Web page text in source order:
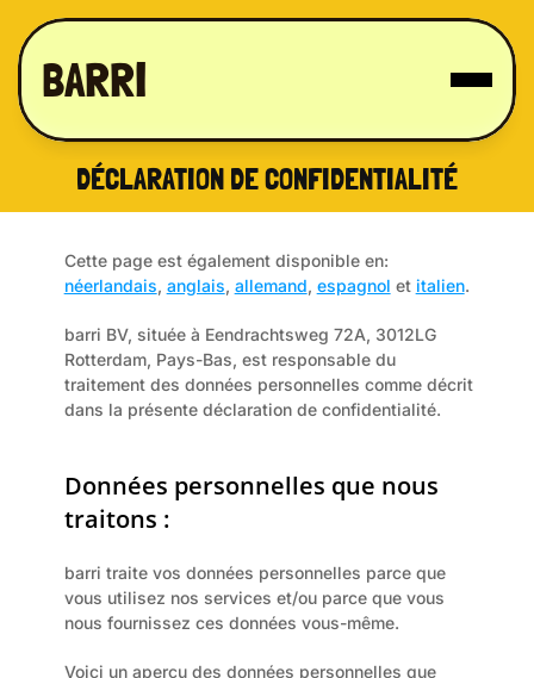
DÉCLARATION DE CONFIDENTIALITÉ
néerlandais, anglais, allemand, espagnol et italien.
barri BV, située à Eendrachtsweg 72A, 3012LG
Rotterdam, Pays-Bas, est responsable du
traitement des données personnelles comme décrit
dans la présente déclaration de confidentialité.
Données personnelles que nous
traitons :
barri traite vos données personnelles parce que
vous utilisez nos services et/ou parce que vous
nous fournissez ces données vous-même.
Voici un aperçu des données personnelles que
BARRI